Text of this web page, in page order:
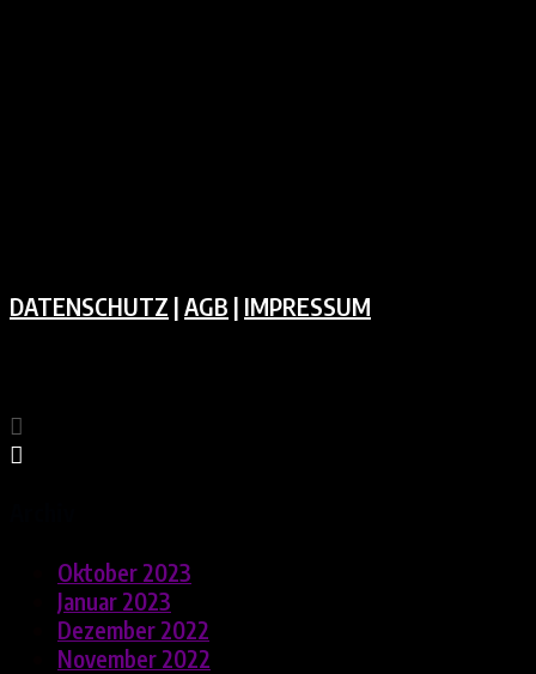
DATENSCHUTZ | AGB | IMPRESSUM
Oktober 2023
Januar 2023
Dezember 2022
November 2022